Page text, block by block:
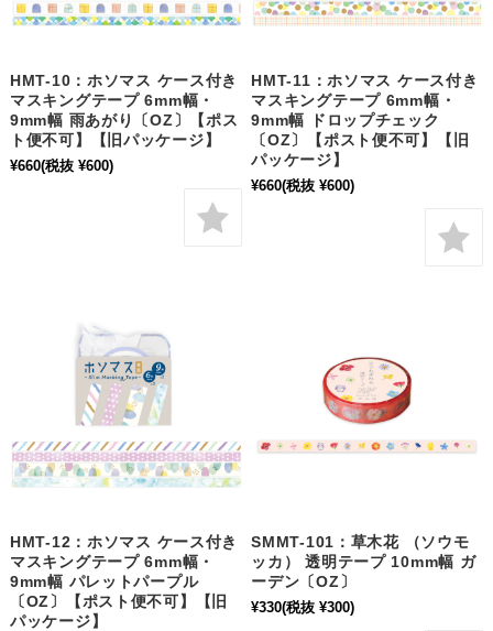
HMT-10：ホソマス ケース付き
マスキングテープ 6mm幅・
9mm幅 雨あがり〔OZ〕【ポス
ト便不可】【旧パッケージ】
¥660(税抜 ¥600)
HMT-11：ホソマス ケース付き
マスキングテープ 6mm幅・
9mm幅 ドロップチェック
〔OZ〕【ポスト便不可】【旧
パッケージ】
¥660(税抜 ¥600)
HMT-12：ホソマス ケース付き
マスキングテープ 6mm幅・
9mm幅 パレットパープル
〔OZ〕【ポスト便不可】【旧
パッケージ】
SMMT-101：草木花 （ソウモ
ッカ） 透明テープ 10mm幅 ガ
ーデン〔OZ〕
¥330(税抜 ¥300)